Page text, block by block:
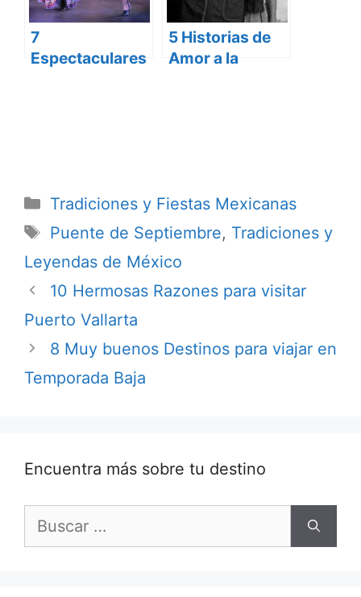
7
Espectaculares
5 Historias de
Amor a la
Categorías
Tradiciones y Fiestas Mexicanas
Etiquetas
Puente de Septiembre, Tradiciones y
Leyendas de México
10 Hermosas Razones para visitar
Puerto Vallarta
8 Muy buenos Destinos para viajar en
Temporada Baja
Encuentra más sobre tu destino